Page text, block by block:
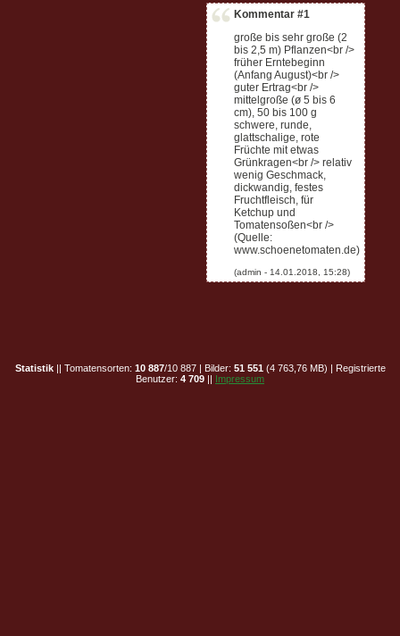
Kommentar #1
große bis sehr große (2
bis 2,5 m) Pflanzen<br />
früher Erntebeginn
(Anfang August)<br />
guter Ertrag<br />
mittelgroße (ø 5 bis 6
cm), 50 bis 100 g
schwere, runde,
glattschalige, rote
Früchte mit etwas
Grünkragen<br /> relativ
wenig Geschmack,
dickwandig, festes
Fruchtfleisch, für
Ketchup und
Tomatensoßen<br />
(Quelle:
www.schoenetomaten.de)
Statistik|| Tomatensorten: 10 887/10 887 | Bilder: 51 551 (4 763,76 MB) | Registrierte
Benutzer: 4 709 || Impressum